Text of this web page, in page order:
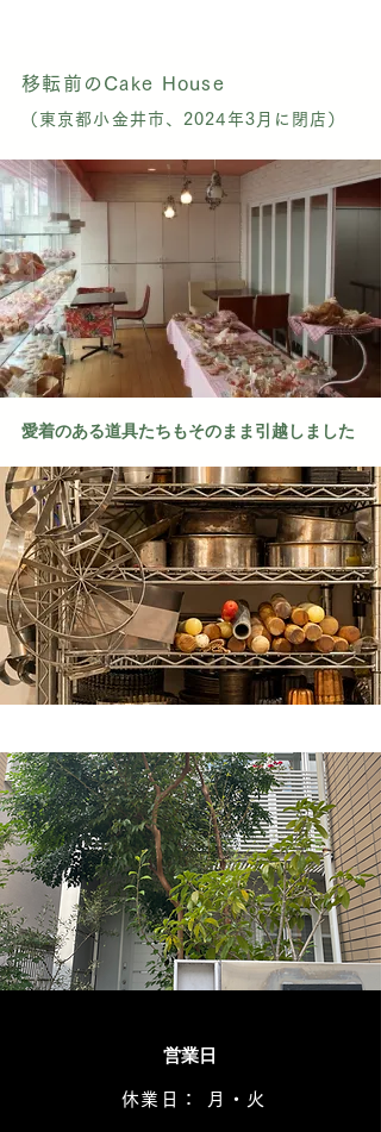
移転前のCake House
（東京都小金井市、2024年3月に閉店）
愛着のある道具たちもそのまま引越しました
営業日
休業日： 月・火